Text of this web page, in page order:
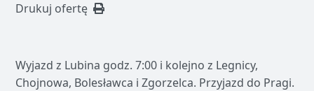
Drukuj ofertę
Wyjazd z Lubina godz. 7:00 i kolejno z Legnicy,
Chojnowa, Bolesławca i Zgorzelca. Przyjazd do Pragi.